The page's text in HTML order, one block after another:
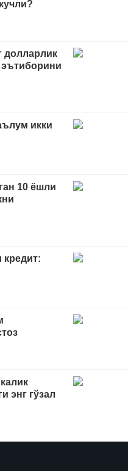
долларлик
эътиборини
икки
10 ёшли
кредит:
энг гўзал